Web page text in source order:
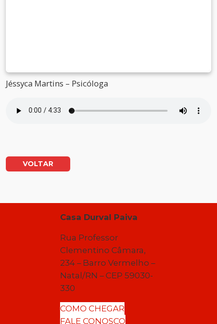
Jéssyca Martins – Psicóloga
VOLTAR
Casa Durval Paiva
Rua Professor
Clementino Câmara,
234 – Barro Vermelho –
Natal/RN – CEP 59030-
330
COMO CHEGAR
FALE CONOSCO